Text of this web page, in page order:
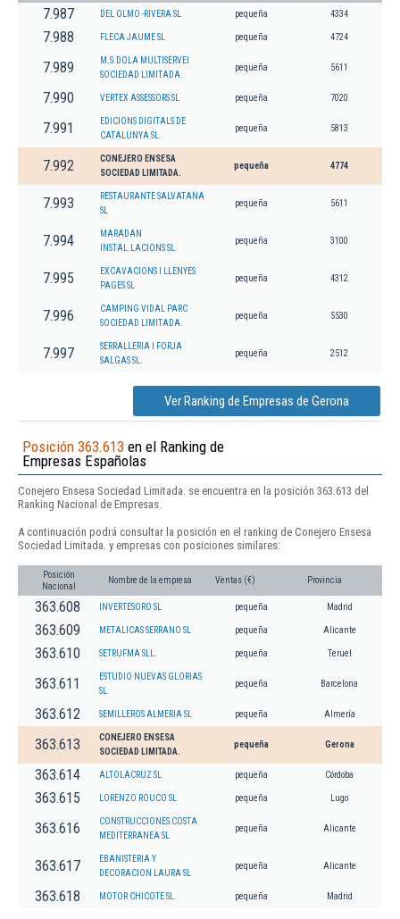
7.987 DEL OLMO -RIVERA SL pequeña 4334
7.988 FLECA JAUME SL pequeña 4724
7.989
M.S.DOLA MULTISERVEI
SOCIEDAD LIMITADA.
pequeña 5611
7.990 VERTEX ASSESSORS SL pequeña 7020
7.991
EDICIONS DIGITALS DE
CATALUNYA SL.
pequeña 5813
7.992
CONEJERO ENSESA
SOCIEDAD LIMITADA.
pequeña 4774
7.993
RESTAURANTE SALVATANA
SL
pequeña 5611
7.994
MARADAN
INSTAL.LACIONS SL.
pequeña 3100
7.995
EXCAVACIONS I LLENYES
PAGES SL
pequeña 4312
7.996
CAMPING VIDAL PARC
SOCIEDAD LIMITADA.
pequeña 5530
7.997
SERRALLERIA I FORJA
SALGAS SL.
pequeña 2512
Ver Ranking de Empresas de Gerona
Posición 363.613 en el Ranking de
Empresas Españolas
Conejero Ensesa Sociedad Limitada. se encuentra en la posición 363.613 del
Ranking Nacional de Empresas.
A continuación podrá consultar la posición en el ranking de Conejero Ensesa
Sociedad Limitada. y empresas con posiciones similares:
Posición
Nacional
Nombre de la empresa Ventas (€) Provincia
363.608 INVERTESORO SL pequeña Madrid
363.609 METALICAS SERRANO SL pequeña Alicante
363.610 SETRUFMA SLL. pequeña Teruel
363.611
ESTUDIO NUEVAS GLORIAS
SL.
pequeña Barcelona
363.612 SEMILLEROS ALMERIA SL pequeña Almería
363.613
CONEJERO ENSESA
SOCIEDAD LIMITADA.
pequeña Gerona
363.614 ALTOLACRUZ SL pequeña Córdoba
363.615 LORENZO ROUCO SL pequeña Lugo
363.616
CONSTRUCCIONES COSTA
MEDITERRANEA SL
pequeña Alicante
363.617
EBANISTERIA Y
DECORACION LAURA SL
pequeña Alicante
363.618 MOTOR CHICOTE SL. pequeña Madrid